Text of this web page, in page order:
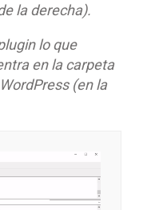
la derecha).
lo que
en la carpeta
(en la